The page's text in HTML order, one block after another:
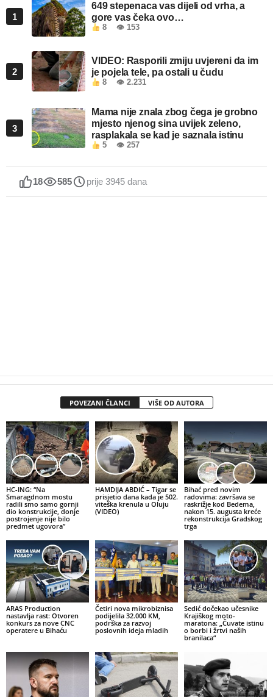
1
649 stepenaca vas dijeli od vrha, a
gore vas čeka ovo…
8 👁 153
2
VIDEO: Rasporili zmiju uvjereni da im
je pojela tele, pa ostali u čudu
8 👁 2.231
3
Mama nije znala zbog čega je grobno
mjesto njenog sina uvijek zeleno,
rasplakala se kad je saznala istinu
5 👁 257
18 585 prije 3945 dana
POVEZANI ČLANCI VIŠE OD AUTORA
HC-ING: “Na
Smaragdnom mostu
radili smo samo gornji
dio konstrukcije, donje
postrojenje nije bilo
predmet ugovora”
HAMDIJA ABDIĆ – Tigar se
prisjetio dana kada je 502.
viteška krenula u Oluju
(VIDEO)
Bihać pred novim
radovima: završava se
raskrižje kod Bedema,
nakon 15. augusta kreće
rekonstrukcija Gradskog
trga
ARAS Production
nastavlja rast: Otvoren
konkurs za nove CNC
operatere u Bihaću
Četiri nova mikrobiznisa
podijelila 32.000 KM,
podrška za razvoj
poslovnih ideja mladih
Sedić dočekao učesnike
Krajiškog moto-
maratona: „Čuvate istinu
o borbi i žrtvi naših
branilaca“